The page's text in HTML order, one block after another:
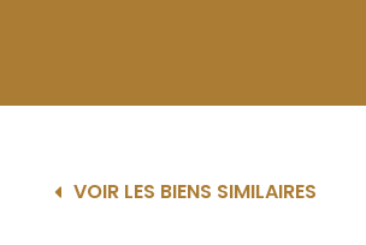
VOIR LES BIENS SIMILAIRES